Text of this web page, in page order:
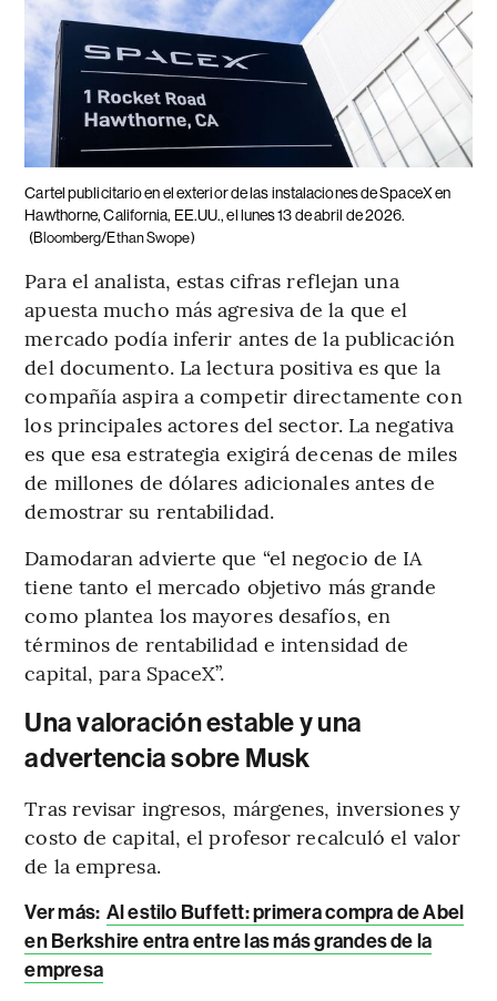
Cartel publicitario en el exterior de las instalaciones de SpaceX en
Hawthorne, California, EE.UU., el lunes 13 de abril de 2026.
(Bloomberg/Ethan Swope)
Para el analista, estas cifras reflejan una
apuesta mucho más agresiva de la que el
mercado podía inferir antes de la publicación
del documento. La lectura positiva es que la
compañía aspira a competir directamente con
los principales actores del sector. La negativa
es que esa estrategia exigirá decenas de miles
de millones de dólares adicionales antes de
demostrar su rentabilidad.
Damodaran advierte que “el negocio de IA
tiene tanto el mercado objetivo más grande
como plantea los mayores desafíos, en
términos de rentabilidad e intensidad de
capital, para SpaceX”.
Una valoración estable y una
advertencia sobre Musk
Tras revisar ingresos, márgenes, inversiones y
costo de capital, el profesor recalculó el valor
de la empresa.
Ver más: Al estilo Buffett: primera compra de Abel
en Berkshire entra entre las más grandes de la
empresa